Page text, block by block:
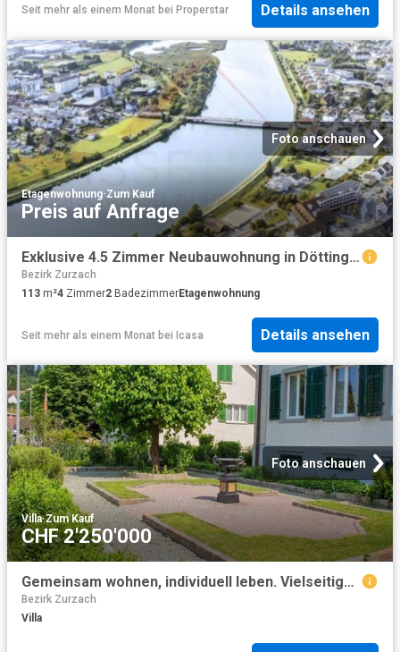
Seit mehr als einem Monat bei Properstar Details ansehen
Foto anschauen
Etagenwohnung·Zum Kauf
Preis auf Anfrage
Exklusive 4.5 Zimmer Neubauwohnung in Döttingen letzte verfügbare Einheit
Bezirk Zurzach
113 m²4 Zimmer2 BadezimmerEtagenwohnung
Seit mehr als einem Monat bei Icasa Details ansehen
Foto anschauen
Villa·Zum Kauf
CHF 2'250'000
Gemeinsam wohnen, individuell leben. Vielseitiges Generationenhaus
Bezirk Zurzach
Villa